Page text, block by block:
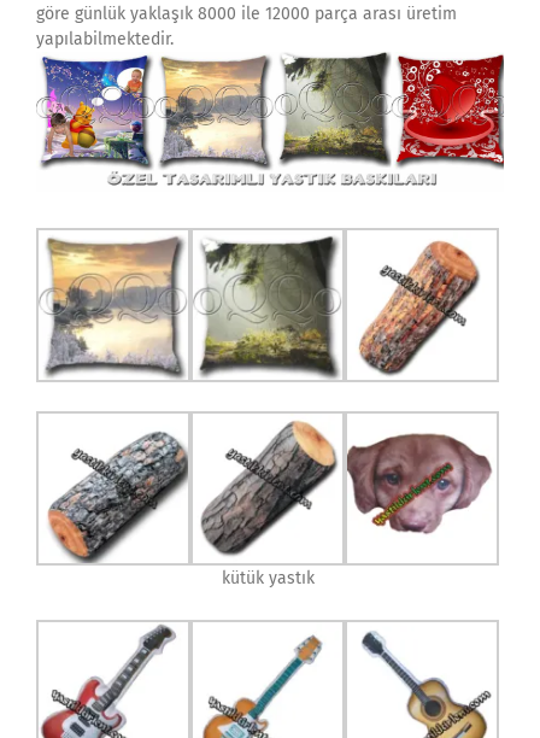
göre günlük yaklaşık 8000 ile 12000 parça arası üretim
yapılabilmektedir.
kütük yastık